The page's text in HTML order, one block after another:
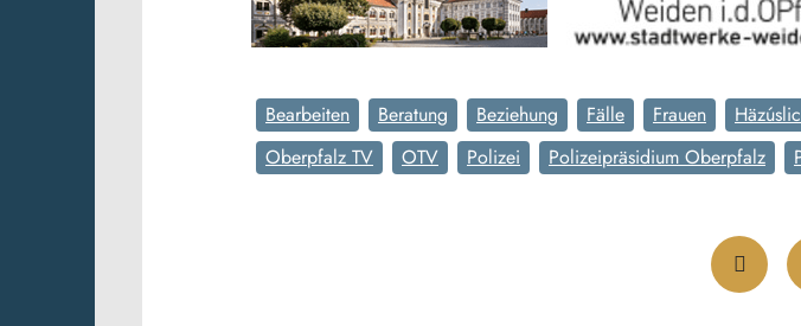
Bearbeiten Beratung Beziehung Fälle Frauen
Oberpfalz TV
OTV Polizei Polizeipräsidium Oberpfalz